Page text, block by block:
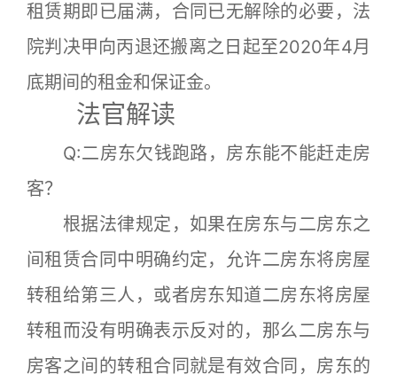
租赁期即已届满，合同已无解除的必要，法
院判决甲向丙退还搬离之日起至2020年4月
底期间的租金和保证金。
法官解读
Q:二房东欠钱跑路，房东能不能赶走房
客？
根据法律规定，如果在房东与二房东之
间租赁合同中明确约定，允许二房东将房屋
转租给第三人，或者房东知道二房东将房屋
转租而没有明确表示反对的，那么二房东与
房客之间的转租合同就是有效合同，房东的